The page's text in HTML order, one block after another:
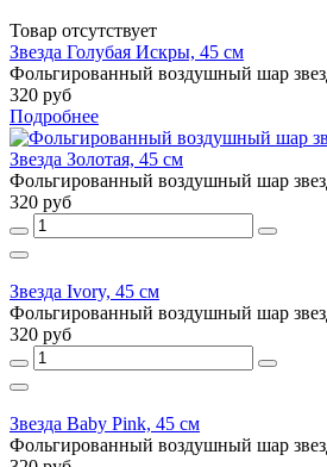
Товар отсутствует
Звезда Голубая Искры, 45 см
Фольгированный воздушный шар
320 руб
Подробнее
Звезда Золотая, 45 см
Фольгированный воздушный шар
320 руб
Звезда Ivory, 45 см
Фольгированный воздушный шар
320 руб
Звезда Baby Pink, 45 см
Фольгированный воздушный шар